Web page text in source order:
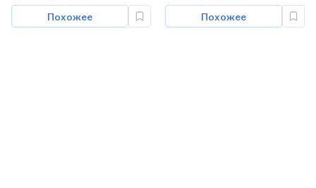
Похожее Похожее